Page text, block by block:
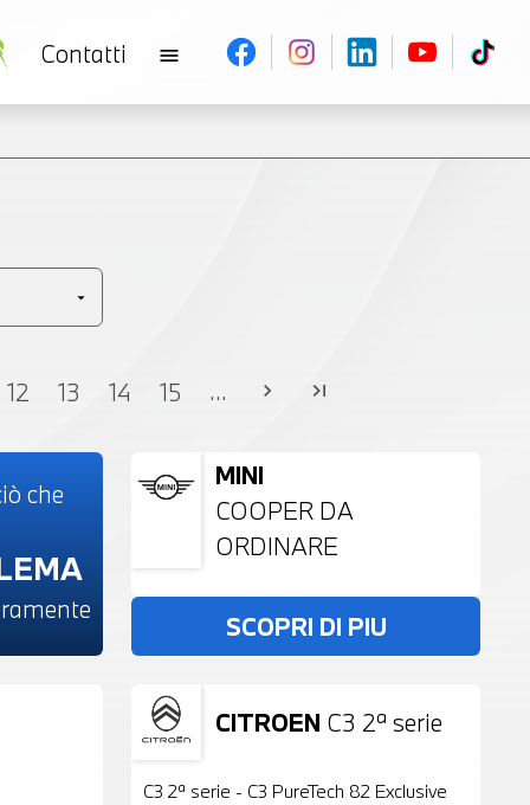
Contatti menu
12 13 14 15 ... chevron_right last_page
che
MINI
COOPER DA
ORDINARE
SCOPRI DI PIU
CITROEN C3 2ª serie
Usato 19 Foto
C3 2ª serie - C3 PureTech 82 Exclusive